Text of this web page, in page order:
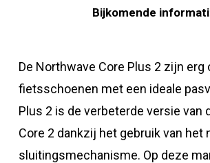
Bijkomende
De Northwave Core Plus 2 zijn
fietsschoenen met een ideale
Plus 2 is de verbeterde versie van
Core 2 dankzij het gebruik van het
sluitingsmechanisme. Op deze